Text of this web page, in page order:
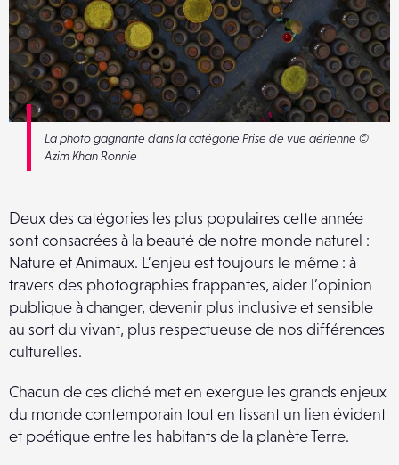
La photo gagnante dans la catégorie Prise de vue aérienne ©
Azim Khan Ronnie
Deux des catégories les plus populaires cette année
sont consacrées à la beauté de notre monde naturel :
Nature et Animaux. L’enjeu est toujours le même : à
travers des photographies frappantes, aider l’opinion
publique à changer, devenir plus inclusive et sensible
au sort du vivant, plus respectueuse de nos différences
culturelles.
Chacun de ces cliché met en exergue les grands enjeux
du monde contemporain tout en tissant un lien évident
et poétique entre les habitants de la planète Terre.